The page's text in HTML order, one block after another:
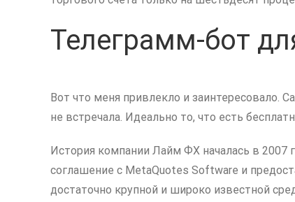
Телеграмм-бот
Вот что меня привлекло и заинтересовало.
не встречала. Идеально то, что есть
История компании Лайм ФХ началась в 2007
соглашение с MetaQuotes Software и
достаточно крупной и широко известной